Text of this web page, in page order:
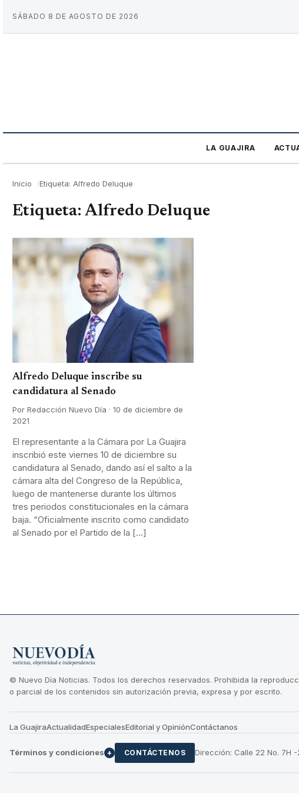
SÁBADO 8 DE AGOSTO DE 2026
LA GUAJIRA
Inicio Etiqueta: Alfredo Deluque
Etiqueta: Alfredo Deluque
Alfredo Deluque inscribe su
candidatura al Senado
Por Redacción Nuevo Día · 10 de diciembre de
2021
El representante a la Cámara por La Guajira
inscribió este viernes 10 de diciembre su
candidatura al Senado, dando así el salto a la
cámara alta del Congreso de la República,
luego de mantenerse durante los últimos
tres periodos constitucionales en la cámara
baja. “Oficialmente inscrito como candidato
al Senado por el Partido de la […]
© Nuevo Día Noticias. Todos los derechos reservados. Prohibida la
o parcial de los contenidos sin autorización previa, expresa y por escrito.
La GuajiraActualidadEspecialesEditorial y OpiniónContáctanos
Términos y condiciones + CONTÁCTENOS Dirección: Calle 22 No. 7H